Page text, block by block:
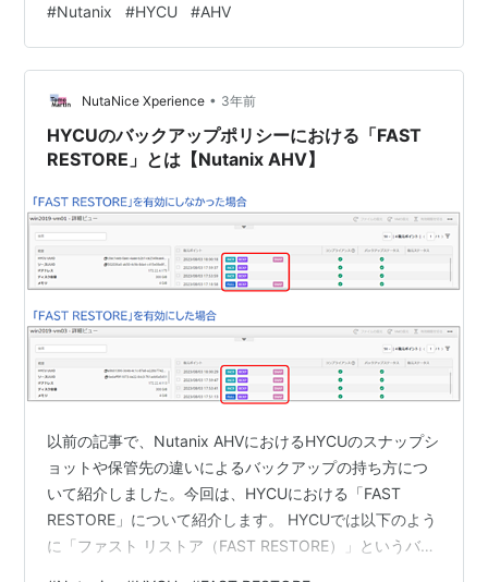
て・HYCU Backup Controllerのバックアップ・リストア
方法①・HYCU Backup Controllerのバックアップ・リス
トア方法② 目次 目次 はじめに HYCU Backup
Controllerの障害ケース HYCU Backup Controlle…
#Nutanix #HYCU #AHV
NutaNice Xperience • 3年前
HYCUのバックアップポリシーにおける「FAST
RESTORE」とは【Nutanix AHV】
以前の記事で、Nutanix AHVにおけるHYCUのスナップシ
ョットや保管先の違いによるバックアップの持ち方につ
いて紹介しました。今回は、HYCUにおける「FAST
RESTORE」について紹介します。 HYCUでは以下のよう
に「ファスト リストア（FAST RESTORE）」というバッ